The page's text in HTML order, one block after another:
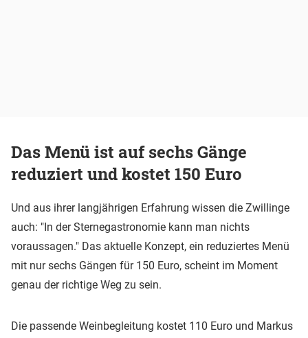
Das Menü ist auf sechs Gänge
reduziert und kostet 150 Euro
Und aus ihrer langjährigen Erfahrung wissen die Zwillinge
auch: "In der Sternegastronomie kann man nichts
voraussagen." Das aktuelle Konzept, ein reduziertes Menü
mit nur sechs Gängen für 150 Euro, scheint im Moment
genau der richtige Weg zu sein.
Die passende Weinbegleitung kostet 110 Euro und Markus